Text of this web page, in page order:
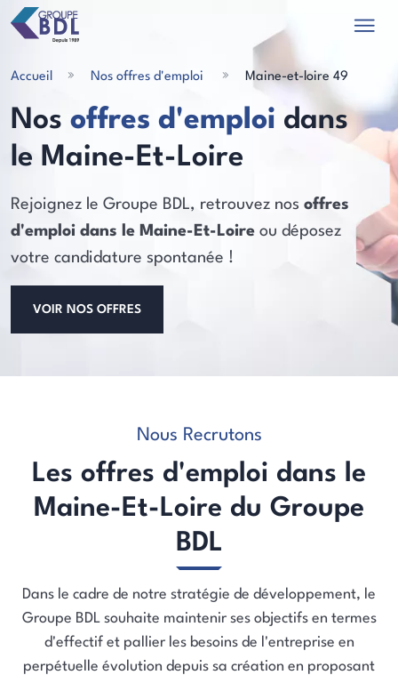
Accueil Nos offres d'emploi Maine-et-loire 49
Nos offres d'emploi dans
le Maine-Et-Loire
Rejoignez le Groupe BDL, retrouvez nos offres
d'emploi dans le Maine-Et-Loire ou déposez
votre candidature spontanée !
VOIR NOS OFFRES
Nous Recrutons
Les offres d'emploi dans le
Maine-Et-Loire du Groupe
BDL
Dans le cadre de notre stratégie de développement, le
Groupe BDL souhaite maintenir ses objectifs en termes
d'effectif et pallier les besoins de l'entreprise en
perpétuelle évolution depuis sa création en proposant